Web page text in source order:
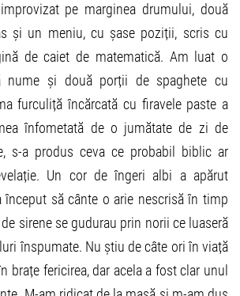
pe marginea drumului, două
și un meniu, cu șase poziții, scris cu
de caiet de matematică. Am luat o
nume și două porții de spaghete cu
furculiță încărcată cu firavele paste a
înfometată de o jumătate de zi de
s-a produs ceva ce probabil biblic ar
Un cor de îngeri albi a apărut
început să cânte o arie nescrisă în timp
sirene se gudurau prin norii ce luaseră
înspumate. Nu știu de câte ori în viață
brațe fericirea, dar acela a fost clar unul